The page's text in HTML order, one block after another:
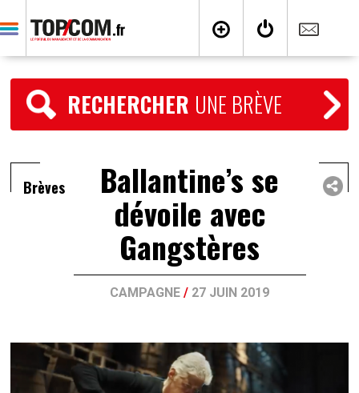
RECHERCHER UNE BRÈVE
Brèves Ballantine’s se
dévoile avec
Gangstères
CAMPAGNE / 27 JUIN 2019